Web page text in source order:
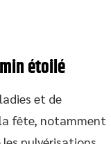
étoilé
et de
fête, notamment